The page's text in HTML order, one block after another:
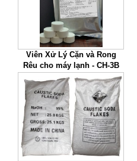
Viên Xử Lý Cặn và Rong
Rêu cho máy lạnh - CH-3B